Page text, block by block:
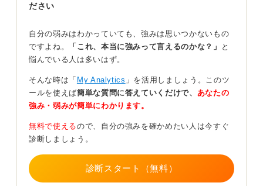
てください。
ている旨を誠実に伝えることで、あなたの真剣さがより
伝わりやすくなります。
に説明し、「なぜ改めて入社を強く希望するに至ったの
か」を明確に伝えましょう。さらに、他社ではなく「そ
の企業でなければならない」という強い熱意を示すこと
が重要です。
そのうえで、一度辞退したことにより企業の採用活動へ
影響を与えたことについて、謝罪を伝える必要があるこ
とも忘れてはなりません。
ださい
自分の弱みはわかっていても、強みは思いつかないもの
ですよね。
「これ、本当に強みって言えるのかな？」
と
悩んでいる人は多いはず。
そんな時は「 My Analytics 」を活用しましょう。このツ
ールを使えば簡単な質問に答えていくだけで、 あなたの
強み・弱みが簡単にわかります。
無料で使えるので、自分の強みを確かめたい人は今すぐ
診断しましょう。
診断スタート（無料）